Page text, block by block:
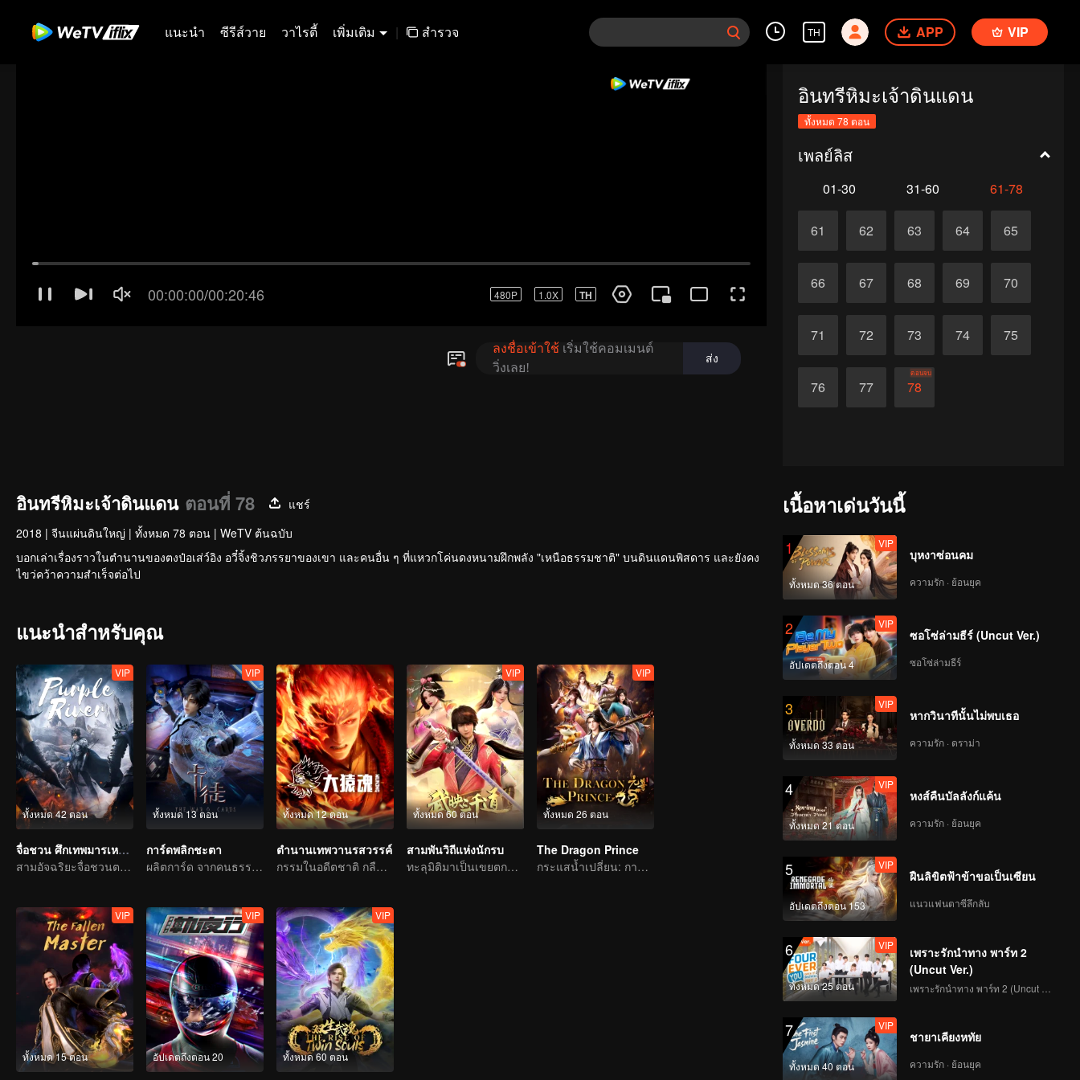
แนะนำ ซีรีส์วาย วาไรตี้ เพิ่มเติม | สำรวจ TH APP VIP
อินทรีหิมะเจ้าดินแดน
ทั้งหมด 78 ตอน
เพลย์ลิส
01-30 31-60 61-78
61 62 63 64 65
66 67 68 69 70
71 72 73 74 75
76 77 78
ตอนจบ
อินทรีหิมะเจ้าดินแดน ตอนที่ 78
แชร์
2018 | จีนแผ่นดินใหญ่ | ทั้งหมด 78 ตอน | WeTV ต้นฉบับ
บอกเล่าเรื่องราวในตำนานของตงป๋อเส่ว์อิง อวี๋จิ้งชิวภรรยาของเขา และคนอื่น ๆ ที่แหวกโค่นดงหนามฝึกพลัง "เหนือธรรมชาติ" บนดินแดนพิสดาร และยังคง
ไขว่คว้าความสำเร็จต่อไป
แนะนำสำหรับคุณ
ทั้งหมด 42 ตอน
VIP
จื่อชวน ศึกเทพมารเหนือพิภพ
สามอัจฉริยะจื่อชวนตะลุยทวีปซีชวน
ทั้งหมด 13 ตอน
VIP
การ์ดพลิกชะตา
ผลิตการ์ด จากคนธรรมดาสู่วีรบุรุษ
ทั้งหมด 12 ตอน
ตำนานเทพวานรสวรรค์
กรรมในอดีตชาติ กลืนสวรรค์ให้แหลกสลาย
ทั้งหมด 60 ตอน
VIP
สามพันวิถีแห่งนักรบ
ทะลุมิติมาเป็นเขยตกอับ พลิกชะตาในโลกใหม่
ทั้งหมด 26 ตอน
VIP
The Dragon Prince
กระแสน้ำเปลี่ยน: การผจญภัยของนักเขียนหนุ่ม
ทั้งหมด 15 ตอน
VIP
อัปเดตถึงตอน 20
VIP
ทั้งหมด 60 ตอน
VIP
เนื้อหาเด่นวันนี้
1
ทั้งหมด 36 ตอน
VIP
บุหงาซ่อนคม
ความรัก · ย้อนยุค
2
อัปเดตถึงตอน 4
VIP
ซอโซ่ล่ามธีร์ (Uncut Ver.)
ซอโซ่ล่ามธีร์
3
ทั้งหมด 33 ตอน
VIP
หากวินาทีนั้นไม่พบเธอ
ความรัก · ดราม่า
4
ทั้งหมด 21 ตอน
VIP
หงส์คืนบัลลังก์แค้น
ความรัก · ย้อนยุค
5
อัปเดตถึงตอน 153
VIP
ฝืนลิขิตฟ้าข้าขอเป็นเซียน
แนวแฟนตาซีลึกลับ
6
ทั้งหมด 25 ตอน
VIP
เพราะรักนำทาง พาร์ท 2
(Uncut Ver.)
7
ทั้งหมด 40 ตอน
VIP
ชายาเคียงหทัย
ความรัก · ย้อนยุค